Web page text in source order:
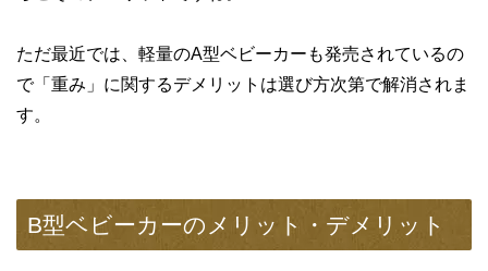
ただ最近では、軽量のA型ベビーカーも発売されているの
で「重み」に関するデメリットは選び方次第で解消されま
す。
B型ベビーカーのメリット・デメリット